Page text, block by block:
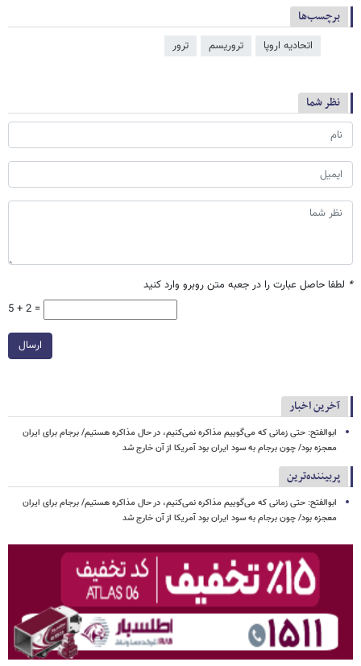
برچسب‌ها
اتحادیه اروپا تروریسم ترور
نظر شما
* لطفا حاصل عبارت را در جعبه متن روبرو وارد کنید
5 + 2 =
ارسال
آخرین اخبار
ابوالفتح: حتی زمانی که می‌گوییم مذاکره نمی‌کنیم، در حال مذاکره هستیم/ برجام برای ایران
معجزه بود/ چون برجام به سود ایران بود آمریکا از آن خارج شد
پربیننده‌ترین
ابوالفتح: حتی زمانی که می‌گوییم مذاکره نمی‌کنیم، در حال مذاکره هستیم/ برجام برای ایران
معجزه بود/ چون برجام به سود ایران بود آمریکا از آن خارج شد